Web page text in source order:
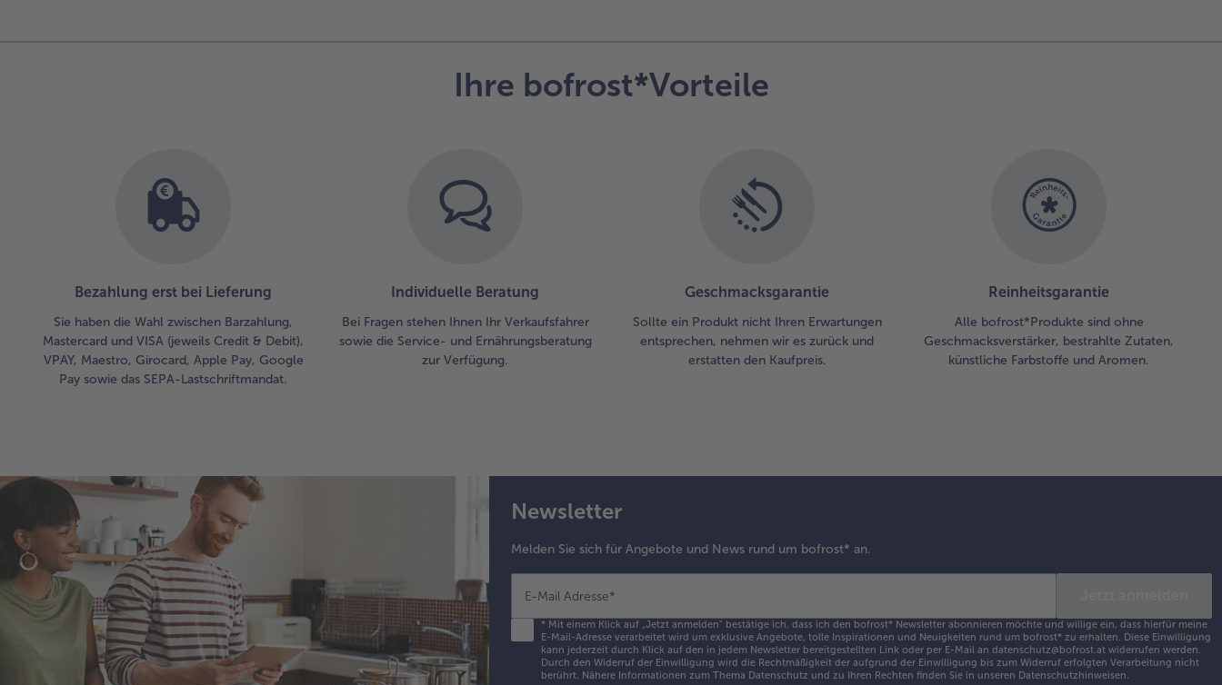
Ihre bofrost*Vorteile
Bezahlung erst bei Lieferung
Sie haben die Wahl zwischen Barzahlung,
Mastercard und VISA (jeweils Credit & Debit),
VPAY, Maestro, Girocard, Apple Pay, Google
Pay sowie das SEPA-Lastschriftmandat.
Individuelle Beratung
Bei Fragen stehen Ihnen Ihr Verkaufsfahrer
sowie die Service- und Ernährungsberatung
zur Verfügung.
Geschmacksgarantie
Sollte ein Produkt nicht Ihren Erwartungen
entsprechen, nehmen wir es zurück und
erstatten den Kaufpreis.
Reinheitsgarantie
Alle bofrost*Produkte sind ohne
Geschmacksverstärker, bestrahlte Zutaten,
künstliche Farbstoffe und Aromen.
Newsletter
Melden Sie sich für Angebote und News rund um bofrost* an.
E-Mail Adresse*
*Mit einem Klick auf „Jetzt anmelden" bestätige ich, dass ich den bofrost* Newsletter abonnieren möchte und willige ein, dass hierfür meine
E-Mail-Adresse verarbeitet wird um exklusive Angebote, tolle Inspirationen und Neuigkeiten rund um bofrost* zu erhalten. Diese Einwilligung
kann jederzeit durch Klick auf den in jedem Newsletter bereitgestellten Link oder per E-Mail an datenschutz@bofrost.at widerrufen werden.
Durch den Widerruf der Einwilligung wird die Rechtmäßigkeit der aufgrund der Einwilligung bis zum Widerruf erfolgten Verarbeitung nicht
berührt. Nähere Informationen zum Thema Datenschutz und zu Ihren Rechten finden Sie in unseren Datenschutzhinweisen